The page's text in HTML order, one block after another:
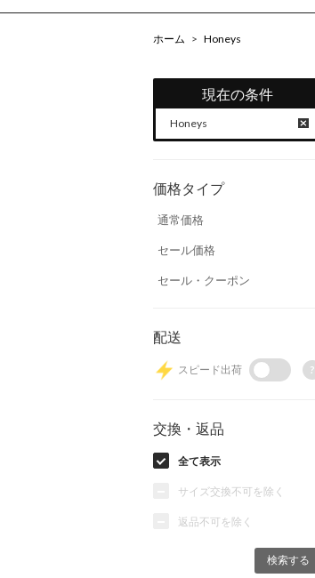
ホーム > Honeys
現在の条件
Honeys
価格タイプ
通常価格
セール価格
セール・クーポン
配送
スピード出荷 ?
交換・返品
全て表示
サイズ交換不可を除く
返品不可を除く